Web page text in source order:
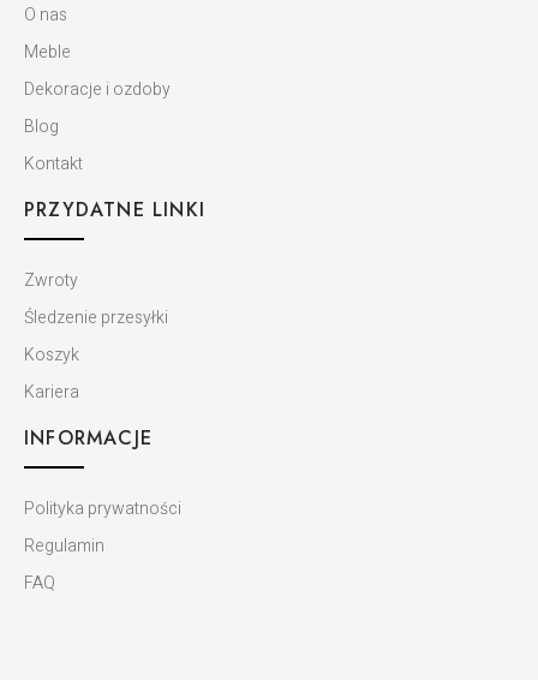
O nas
Meble
Dekoracje i ozdoby
Blog
Kontakt
PRZYDATNE LINKI
Zwroty
Śledzenie przesyłki
Koszyk
Kariera
INFORMACJE
Polityka prywatności
Regulamin
FAQ